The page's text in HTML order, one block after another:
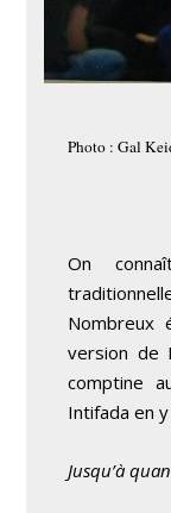
Photo : Gal
On
Nombreux
version de
comptine
Intifada en
Jusqu’à